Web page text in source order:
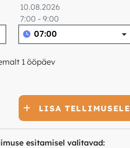
10.08.2026
7:00 - 9:00
1 ööpäev
LISA TELLIMUSELE
esitamisel valitavad: